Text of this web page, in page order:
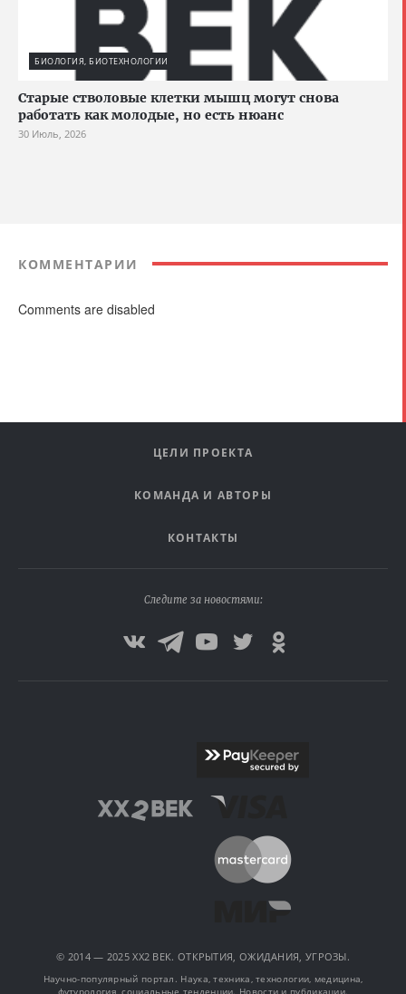
БИОЛОГИЯ, БИОТЕХНОЛОГИИ
Старые стволовые клетки мышц могут снова
работать как молодые, но есть нюанс
30 Июль, 2026
КОММЕНТАРИИ
Comments are disabled
ЦЕЛИ ПРОЕКТА
КОМАНДА И АВТОРЫ
КОНТАКТЫ
Следите за новостями:
© 2014 — 2025 XX2 ВЕК. ОТКРЫТИЯ, ОЖИДАНИЯ, УГРОЗЫ.
Научно-популярный портал. Наука, техника, технологии, медицина,
футурология, социальные тенденции. Новости и публикации.